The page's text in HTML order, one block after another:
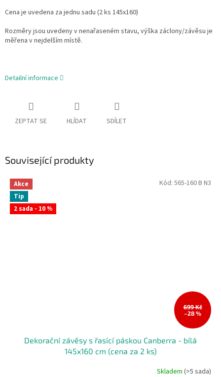
Cena je uvedena za jednu sadu (2 ks 145x160)
Rozměry jsou uvedeny v nenařaseném stavu, výška záclony/závěsu je
měřena v nejdelším místě.
Detailní informace
ZEPTAT SE HLÍDAT SDÍLET
Související produkty
Akce
Tip
2 sada - 10 %
699 Kč
–28 %
Dekorační závěsy s řasící páskou Canberra - bílá
145x160 cm (cena za 2 ks)
Skladem (>5 sada)
Kód: 565-160 B N3